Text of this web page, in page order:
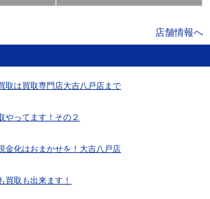
店舗情報へ
取は買取専門店大吉八戸店まで
やってます！その２
金化はおまかせを！大吉八戸店
買取も出来ます！